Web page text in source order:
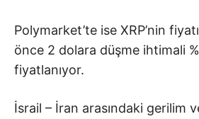
Polymarket’te ise XRP’nin
önce 2 dolara düşme ihtimali
fiyatlanıyor.
İsrail – İran arasındaki gerilim